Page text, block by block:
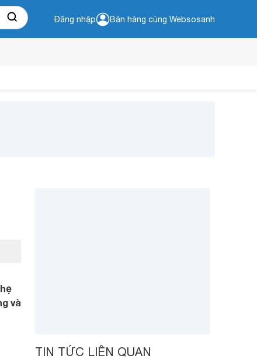
Đăng nhập Bán hàng cùng Websosanh
và
TIN TỨC LIÊN QUAN